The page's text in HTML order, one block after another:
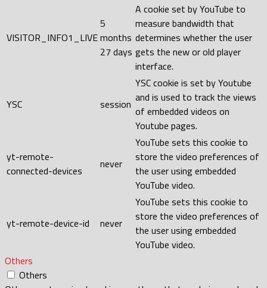
VISITOR_INFO1_LIVE
5
months
27 days
A cookie set by YouTube to
measure bandwidth that
determines whether the user
gets the new or old player
interface.
YSC session
YSC cookie is set by Youtube
and is used to track the views
of embedded videos on
Youtube pages.
yt-remote-
connected-devices
never
YouTube sets this cookie to
store the video preferences of
the user using embedded
YouTube video.
yt-remote-device-id never
YouTube sets this cookie to
store the video preferences of
the user using embedded
YouTube video.
Others
Others